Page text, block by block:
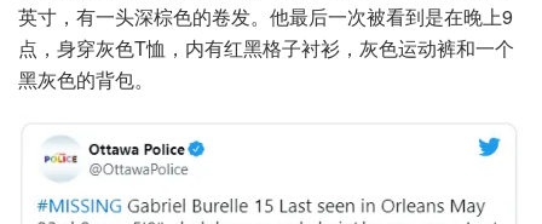
英寸，有一头深棕色的卷发。他最后一次被看到是在晚上9
点，身穿灰色T恤，内有红黑格子衬衫，灰色运动裤和一个
黑灰色的背包。